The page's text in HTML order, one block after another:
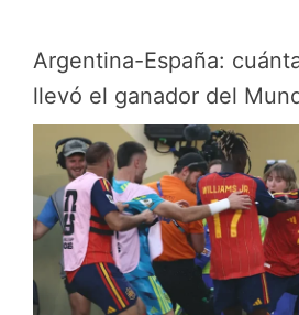
Argentina-España:
llevó el ganador del